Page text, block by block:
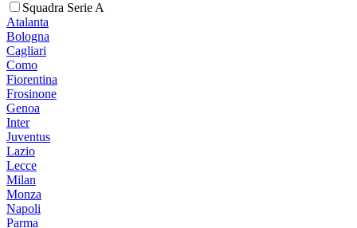
Squadra Serie A
Atalanta
Bologna
Cagliari
Como
Fiorentina
Frosinone
Genoa
Inter
Juventus
Lazio
Lecce
Milan
Monza
Napoli
Parma